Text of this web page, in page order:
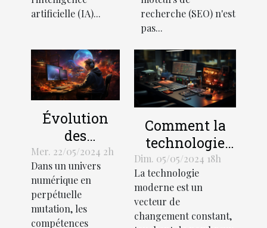
artificielle (IA)...
commerce
recherche (SEO) n'est
pas...
Évolution
des
compétences
nécessaires
dans le
secteur du
web avec
Mer. 22/05/2024 2h
Dans un univers
numérique en
perpétuelle
mutation, les
compétences
Comment la
technologie
moderne
transforme les
méthodes
d'investigation
Dim. 05/05/2024 18h
La technologie
moderne est un
vecteur de
changement constant,